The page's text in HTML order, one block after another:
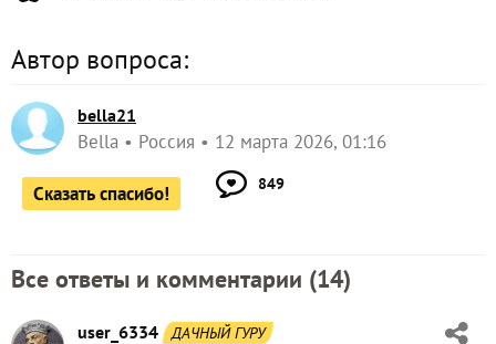
Автор вопроса:
bella21
Bella Россия 12 марта 2026, 01:16
Сказать спасибо! 849
Все ответы и комментарии (14)
user_6334 ДАЧНЫЙ ГУРУ